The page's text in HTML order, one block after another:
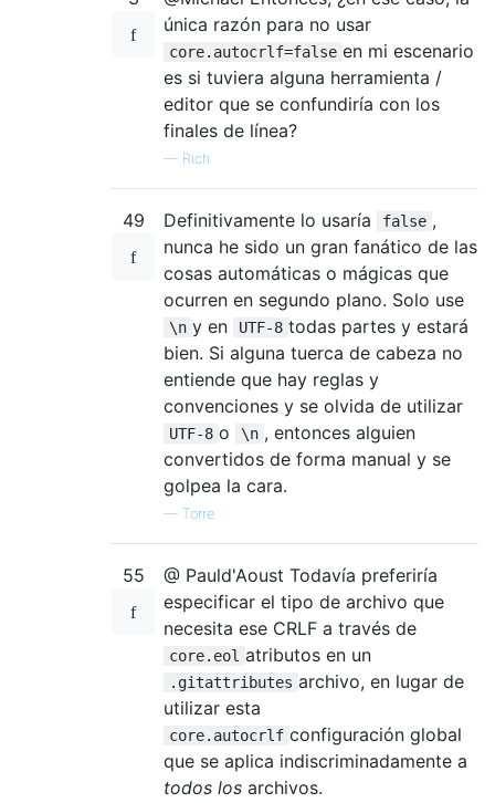
única razón para no usar
core.autocrlf=false en mi escenario
es si tuviera alguna herramienta /
editor que se confundiría con los
finales de línea?
— Rich
49 Definitivamente lo usaría false ,
nunca he sido un gran fanático de las
cosas automáticas o mágicas que
ocurren en segundo plano. Solo use
\n y en UTF-8 todas partes y estará
bien. Si alguna tuerca de cabeza no
entiende que hay reglas y
convenciones y se olvida de utilizar
UTF-8 o \n , entonces alguien
convertidos de forma manual y se
golpea la cara.
— Torre
55
@ Pauld'Aoust Todavía preferiría
especificar el tipo de archivo que
necesita ese CRLF a través de
core.eol atributos en un
.gitattributes archivo, en lugar de
utilizar esta
core.autocrlf configuración global
que se aplica indiscriminadamente a
todos los archivos.